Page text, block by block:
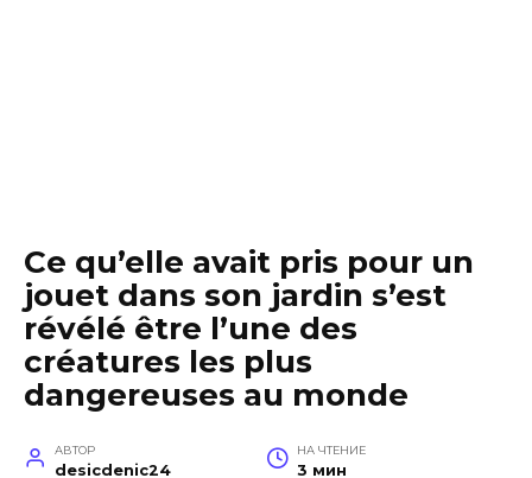
Ce qu’elle avait pris pour un
jouet dans son jardin s’est
révélé être l’une des
créatures les plus
dangereuses au monde
АВТОР
desicdenic24
НА ЧТЕНИЕ
3 мин